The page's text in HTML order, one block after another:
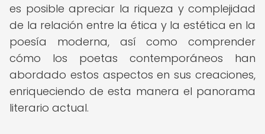
es posible apreciar la riqueza y complejidad
de la relación entre la ética y la estética en la
poesía moderna, así como comprender
cómo los poetas contemporáneos han
abordado estos aspectos en sus creaciones,
enriqueciendo de esta manera el panorama
literario actual.